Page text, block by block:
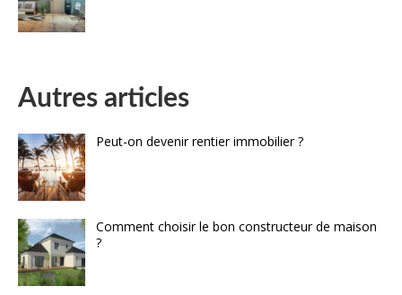
Autres articles
Peut-on devenir rentier immobilier ?
Comment choisir le bon constructeur de maison
?